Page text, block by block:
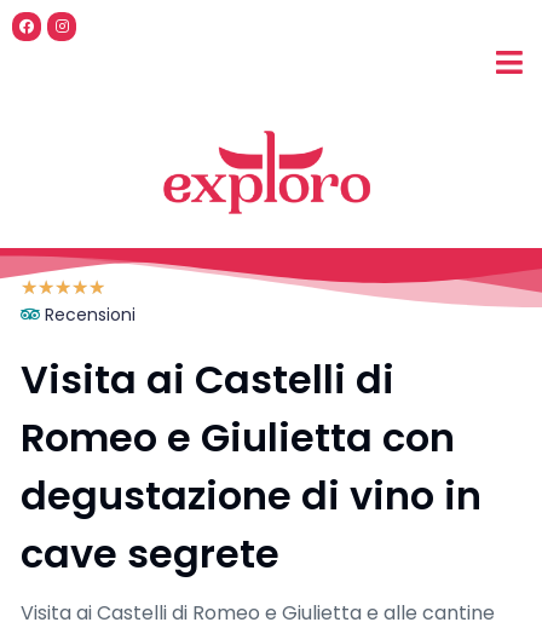
Visita ai Castelli di
Romeo e Giulietta con
degustazione di vino in
cave segrete
Visita ai Castelli di Romeo e Giulietta e alle cantine
☆☆☆☆☆
Recensioni